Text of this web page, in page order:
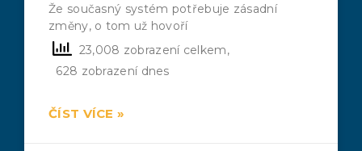
Že současný systém potřebuje zásadní
změny, o tom už hovoří
23,008 zobrazení celkem,
628 zobrazení dnes
ČÍST VÍCE »